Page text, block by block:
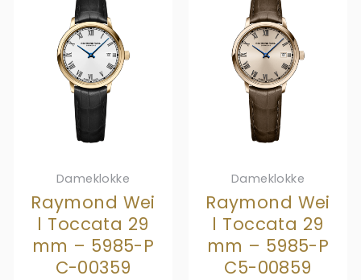
Dameklokke
Raymond Wei
l Toccata 29
mm – 5985-P
C-00359
Dameklokke
Raymond Wei
l Toccata 29
mm – 5985-P
C5-00859